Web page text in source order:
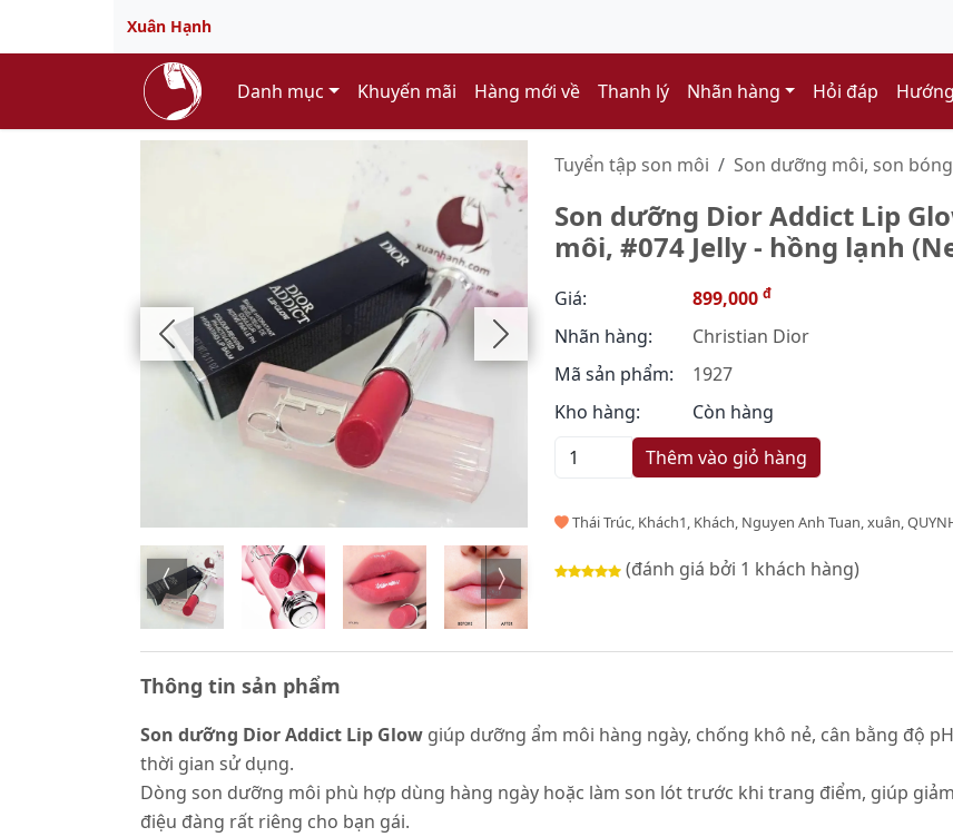
Xuân Hạnh
Danh mục Khuyến mãi Hàng mới về Thanh lý Nhãn hàng Hỏi đáp
Tuyển tập son môi Son dưỡng môi, son
Son dưỡng Dior Addict Lip
môi, #074 Jelly - hồng lạnh
Giá: 899,000 đ
Nhãn hàng:
Christian Dior
Mã sản phẩm:
1927
Kho hàng:
Còn hàng
Thêm vào giỏ hàng
Thái Trúc, Khách1, Khách, Nguyen Anh Tuan, xuân,
(đánh giá bởi 1 khách hàng)
Thông tin sản phẩm
Son dưỡng Dior Addict Lip Glow giúp dưỡng ẩm môi hàng ngày, chống khô nẻ, cân bằng độ
thời gian sử dụng.
Dòng son dưỡng môi phù hợp dùng hàng ngày hoặc làm son lót trước khi trang điểm, giúp
điệu đàng rất riêng cho bạn gái.